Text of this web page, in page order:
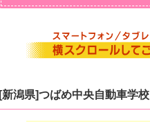
[新潟県]つばめ中央自動車学校